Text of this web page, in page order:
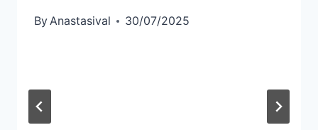
ByAnastasival 30/07/2025